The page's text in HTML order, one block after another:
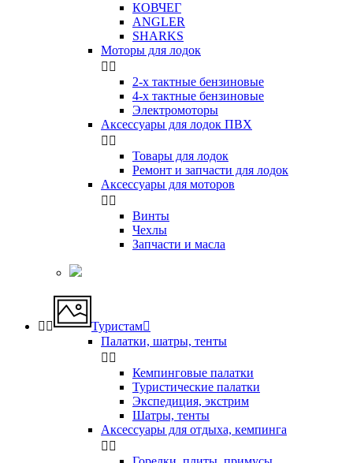
КОВЧЕГ
ANGLER
SHARKS
Моторы для лодок
 
2-х тактные бензиновые
4-х тактные бензиновые
Электромоторы
Аксессуары для лодок ПВХ
 
Товары для лодок
Ремонт и запчасти для лодок
Аксессуары для моторов
 
Винты
Чехлы
Запчасти и масла
  Туристам
Палатки, шатры, тенты
 
Кемпинговые палатки
Туристические палатки
Экспедиция, экстрим
Шатры, тенты
Аксессуары для отдыха, кемпинга
 